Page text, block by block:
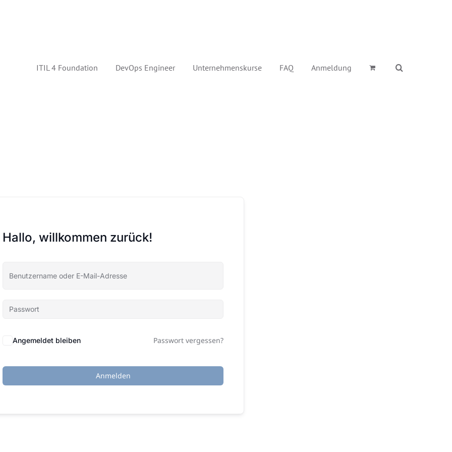
ITIL 4 Foundation DevOps Engineer Unternehmenskurse FAQ Anmeldung
Hallo, willkommen zurück!
Angemeldet bleiben Passwort vergessen?
Anmelden